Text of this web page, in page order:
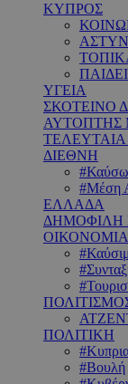
ΚΥΠΡΟΣ
ΥΓΕΙΑ
ΣΚΟΤΕΙΝΟ
ΑΥΤΟΠΤΗΣ
ΔΙΕΘΝΗ
#Μέση
ΕΛΛΑΔΑ
ΔΗΜΟΦΙΛΗ
ΟΙΚΟΝΟΜΙΑ
ΠΟΛΙΤΙΚΗ
#Βουλή